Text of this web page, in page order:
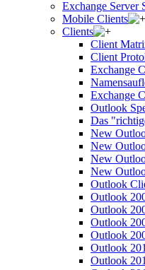
Exchange Server
Mobile Clients
Clients
Client
Client
Exchange
Exchange
Outlook
Das
New
New
New
New
Outlook
Outlook
Outlook
Outlook
Outlook
Outlook
Outlook